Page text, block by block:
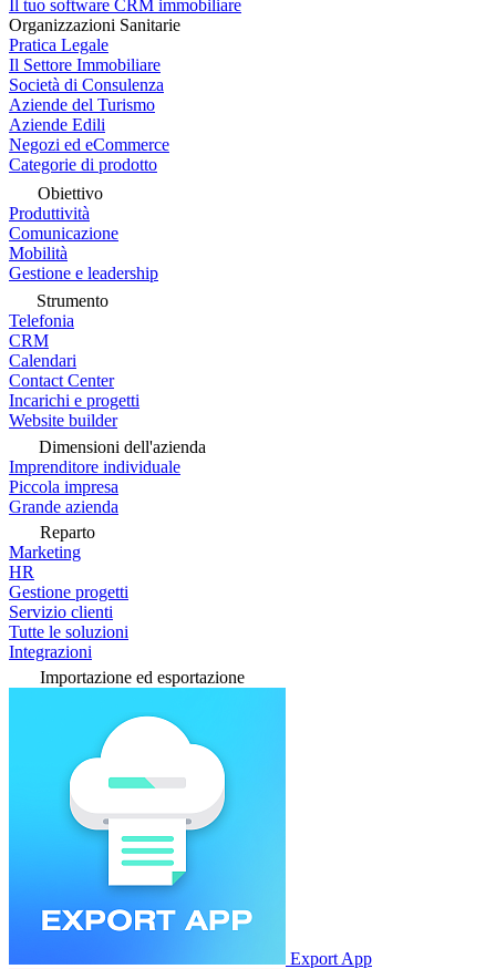
Il tuo software CRM immobiliare
Organizzazioni Sanitarie
Pratica Legale
Il Settore Immobiliare
Società di Consulenza
Aziende del Turismo
Aziende Edili
Negozi ed eCommerce
Categorie di prodotto
Obiettivo
Produttività
Comunicazione
Mobilità
Gestione e leadership
Strumento
Telefonia
CRM
Calendari
Contact Center
Incarichi e progetti
Website builder
Dimensioni dell'azienda
Imprenditore individuale
Piccola impresa
Grande azienda
Reparto
Marketing
HR
Gestione progetti
Servizio clienti
Tutte le soluzioni
Integrazioni
Importazione ed esportazione
Export App